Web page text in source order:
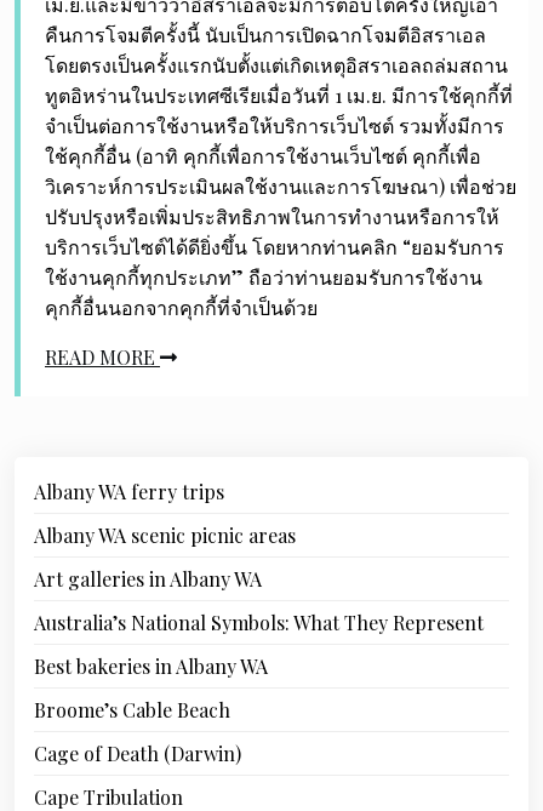
คืนการโจมตีครั้งนี้ นับเป็นการเปิดฉากโจมตีอิสราเอล
โดยตรงเป็นครั้งแรกนับตั้งแต่เกิดเหตุอิสราเอลถล่มสถาน
ทูตอิหร่านในประเทศซีเรียเมื่อวันที่ 1 เม.ย. มีการใช้คุกกี้ที่
จำเป็นต่อการใช้งานหรือให้บริการเว็บไซต์ รวมทั้งมีการ
ใช้คุกกี้อื่น (อาทิ คุกกี้เพื่อการใช้งานเว็บไซต์ คุกกี้เพื่อ
วิเคราะห์การประเมินผลใช้งานและการโฆษณา) เพื่อช่วย
ปรับปรุงหรือเพิ่มประสิทธิภาพในการทำงานหรือการให้
บริการเว็บไซต์ได้ดียิ่งขึ้น โดยหากท่านคลิก “ยอมรับการ
ใช้งานคุกกี้ทุกประเภท” ถือว่าท่านยอมรับการใช้งาน
คุกกี้อื่นนอกจากคุกกี้ที่จำเป็นด้วย
READ MORE
Albany WA ferry trips
Albany WA scenic picnic areas
Art galleries in Albany WA
Australia’s National Symbols: What They Represent
Best bakeries in Albany WA
Broome’s Cable Beach
Cage of Death (Darwin)
Cape Tribulation